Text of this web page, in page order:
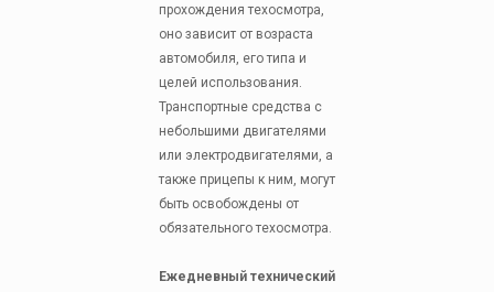
прохождения техосмотра,
оно зависит от возраста
автомобиля, его типа и
целей использования.
Транспортные средства с
небольшими двигателями
или электродвигателями, а
также прицепы к ним, могут
быть освобождены от
обязательного техосмотра.
Ежедневный технический